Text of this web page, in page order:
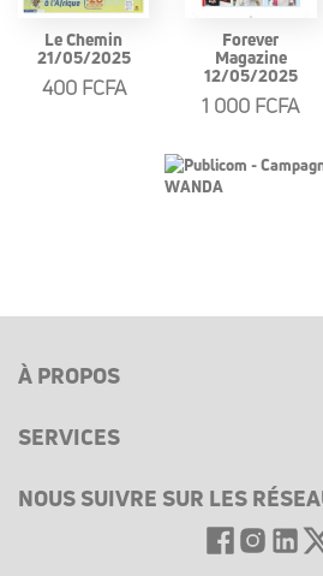
Le Chemin
21/05/2025
400 FCFA
Forever
Magazine
12/05/2025
1 000 FCFA
À PROPOS
SERVICES
NOUS SUIVRE SUR LES